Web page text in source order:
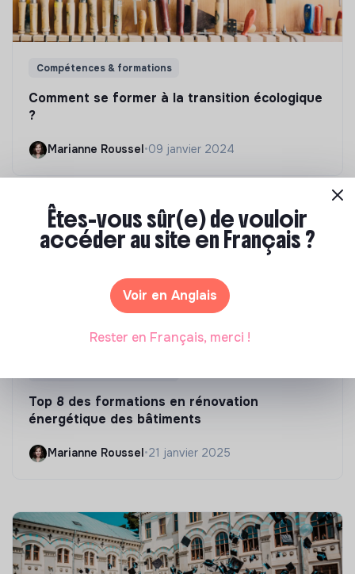
Compétences & formations
Comment se former à la transition écologique
?
Marianne Roussel •09 janvier 2024
Top 8 des formations en rénovation
énergétique des bâtiments
Marianne Roussel•21 janvier 2025
Êtes-vous sûr(e) de vouloir
accéder au site en Français ?
Voir en Anglais
Rester en Français, merci !